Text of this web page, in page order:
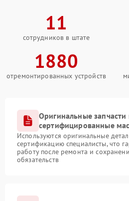
11
сотрудников в штате
1880
отремонтированных устройств
Оригинальные запчасти
сертифицированные
Используются оригинальные
сертификацию специалисты, что
работу после ремонта и
обязательств